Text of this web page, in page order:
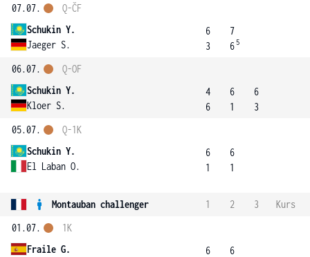
07.07.
Schukin Y.
Jaeger S.
Q-ČF
6
3
7
6 5
06.07.
Schukin Y.
Kloer S.
Q-OF
4
6
6
1
6
3
05.07.
Schukin Y.
El Laban O.
Q-1K
6
1
6
1
Montauban challenger 1 2 3
Kurs
01.07.
Fraile G.
1K
6
6